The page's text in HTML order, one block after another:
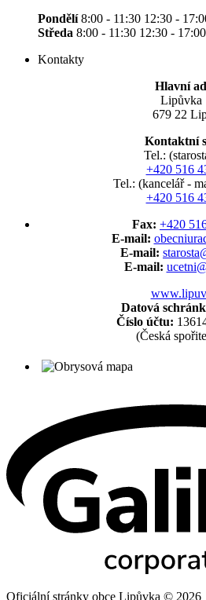
Pondělí8:00 - 11:30 12:30 -
Středa 8:00 - 11:30 12:30 - 17:00
Kontakty
Hlavní
Lipůvka
679 22
Kontaktní
Tel.:
+420 516
Tel.: (kancelář -
+420 516
Fax: +420
E-mail:
E-mail:
E-mail:
Datová
Číslo účtu:
(Česká
Oficiální stránky obce Lipůvka © 2026